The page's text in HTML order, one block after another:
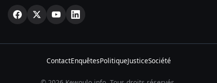
ContactEnquêtesPolitiqueJusticeSociété